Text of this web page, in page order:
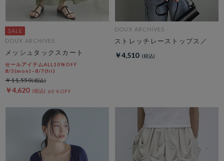
DOUX ARCHIVES
メッシュタックスカート
セールアイテムALL10%OFF
8/3(mon)~8/7(fri)
￥4,620 60％OFF
￥11,550
DOUX ARCHIVES
ストレッチレーストップス／
￥4,510